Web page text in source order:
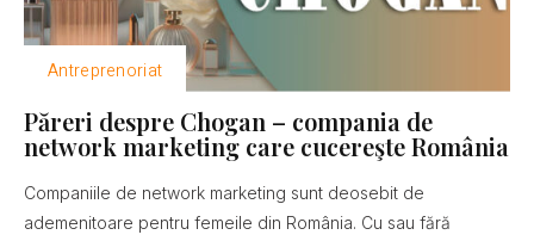
Antreprenoriat
Păreri despre Chogan – compania de
network marketing care cucereşte România
Companiile de network marketing sunt deosebit de
ademenitoare pentru femeile din România. Cu sau fără